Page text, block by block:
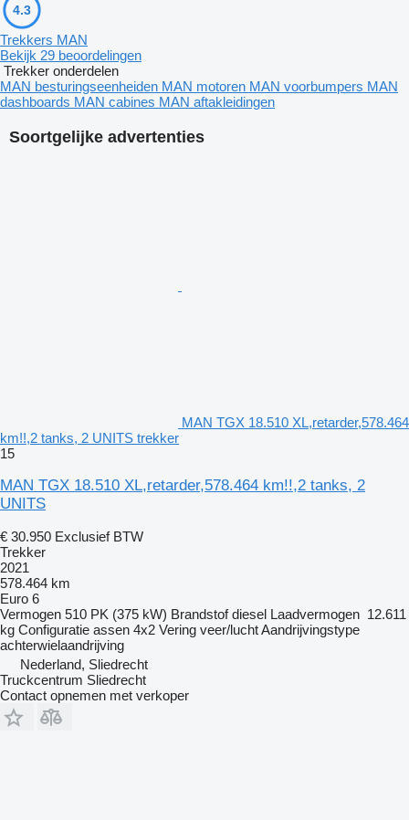
Soortgelijke advertenties
MAN TGX 18.510 XL,retarder,578.464
km!!,2 tanks, 2 UNITS trekker
15
MAN TGX 18.510 XL,retarder,578.464 km!!,2 tanks, 2
UNITS
€ 30.950 Exclusief BTW
Trekker
2021
578.464 km
Euro 6
Vermogen 510 PK (375 kW) Brandstof diesel Laadvermogen 12.611
kg Configuratie assen 4x2 Vering veer/luchtAandrijvingstype
achterwielaandrijving
Nederland, Sliedrecht
Truckcentrum Sliedrecht
Contact opnemen met verkoper
4.3
Trekkers MAN
Bekijk 29 beoordelingen
Trekker onderdelen
MAN besturingseenheiden MAN motoren MAN voorbumpers MAN
dashboards MAN cabines MAN aftakleidingen